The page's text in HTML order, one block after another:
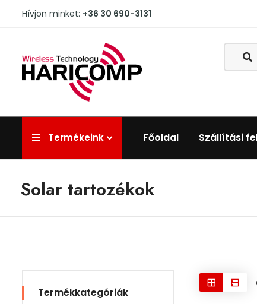
Hívjon minket: +36 30 690-3131
Termékeink Főoldal Szállítási
Solar tartozékok
Termékkategóriák